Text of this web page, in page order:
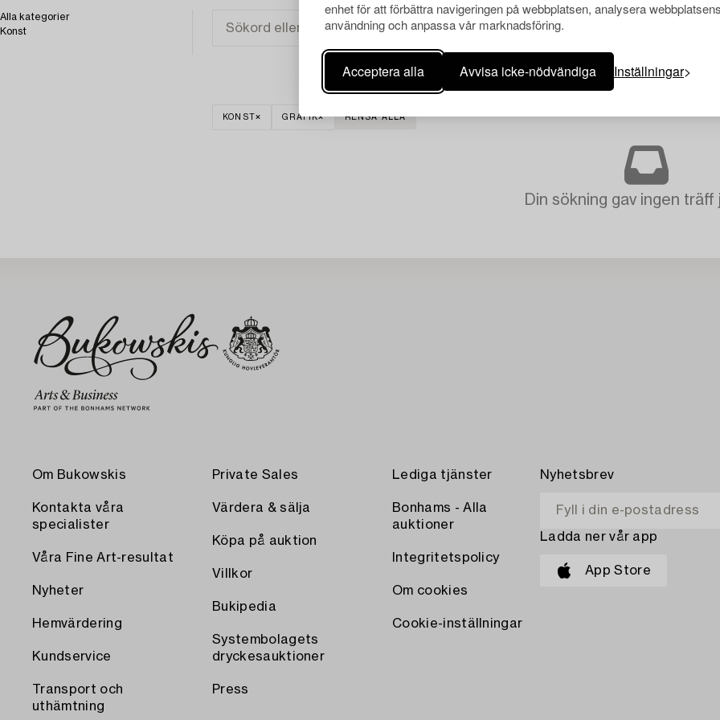
enhet för att förbättra navigeringen på webbplatsen, analysera
användning och anpassa vår marknadsföring.
Acceptera alla Avvisa icke-nödvändiga Inställningar
Alla kategorier
Konst
KONST GRAFIK RENSA ALLA
Din sökning gav ingen träff
Om Bukowskis
Kontakta våra
specialister
Våra Fine Art-resultat
Nyheter
Hemvärdering
Kundservice
Transport och
uthämtning
Private Sales
Värdera & sälja
Köpa på auktion
Villkor
Bukipedia
Systembolagets
dryckesauktioner
Press
Lediga tjänster
Bonhams - Alla
auktioner
Integritetspolicy
Om cookies
Cookie-inställningar
Nyhetsbrev
Ladda ner vår app
App Store